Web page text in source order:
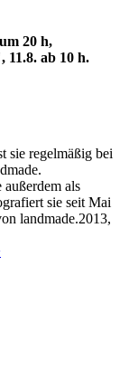
20 h,
ab 10 h.
sie regelmäßig bei
als
sie seit Mai
landmade.2013,